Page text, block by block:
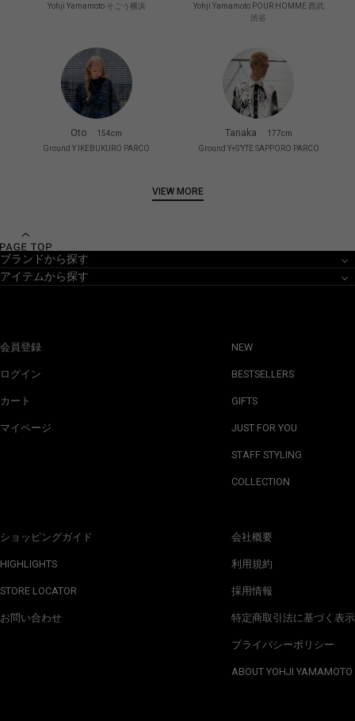
Yohji Yamamoto そごう横浜
Yohji Yamamoto POUR HOMME 西武
渋谷
Oto
154cm
Ground Y IKEBUKURO PARCO
Tanaka
177cm
Ground Y+S’YTE SAPPORO PARCO
VIEW MORE
ブランドから探す
アイテムから探す
会員登録
ログイン
カート
マイページ
ショッピングガイド
HIGHLIGHTS
STORE LOCATOR
お問い合わせ
NEW
BESTSELLERS
GIFTS
JUST FOR YOU
STAFF STYLING
COLLECTION
会社概要
利用規約
採用情報
特定商取引法に基づく表示
プライバシーポリシー
ABOUT YOHJI YAMAMOTO